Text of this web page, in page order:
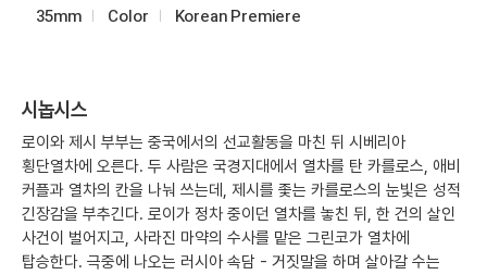
35mm
Color Korean Premiere
시놉시스
로이와 제시 부부는 중국에서의 선교활동을 마친 뒤 시베리아
횡단열차에 오른다. 두 사람은 국경지대에서 열차를 탄 카를로스, 애비
커플과 열차의 칸을 나눠 쓰는데, 제시를 좇는 카를로스의 눈빛은 성적
긴장감을 부추긴다. 로이가 정차 중이던 열차를 놓친 뒤, 한 건의 살인
사건이 벌어지고, 사라진 마약의 수사를 맡은 그린코가 열차에
탑승한다. 극중에 나오는 러시아 속담 - 거짓말을 하며 살아갈 수는